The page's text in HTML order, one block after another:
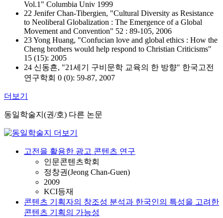
Vol.1" Columbia Univ 1999
22 Jenifer Chan-Tibergien, "Cultural Diversity as Resistance
to Neoliberal Globalization : The Emergence of a Global
Movement and Convention" 52 : 89-105, 2006
23 Yong Huang, "Confucian love and global ethics : How the
Cheng brothers would help respond to Christian Criticisms"
15 (15): 2005
24 신동흔, "21세기 구비문학 교육의 한 방향" 한국고전
연구학회 0 (0): 59-87, 2007
더보기
동일학술지(권/호) 다른 논문
고전을 활용한 광고 콘텐츠 연구
인문콘텐츠학회
정창권(Jeong Chan-Guen)
2009
KCI등재
콘텐츠 기획자의 창조성 분석과 한국인의 특성을 고려한
콘텐츠 기획의 가능성